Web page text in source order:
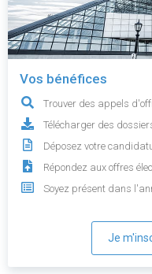
Vos bénéfices
Trouver des appels
Télécharger des
Déposez votre
Répondez aux offres
Soyez présent dans
Je